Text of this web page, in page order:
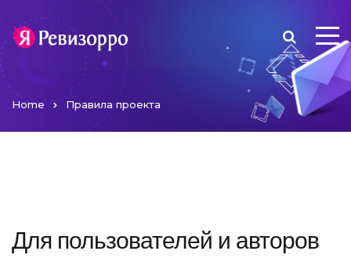
Home Правила проекта
Для пользователей и авторов